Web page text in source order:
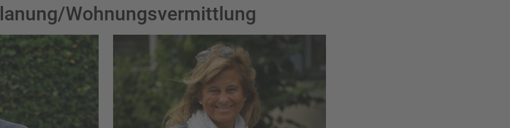
Wohnungsvermittlung